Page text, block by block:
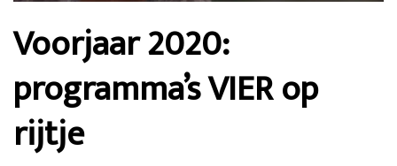
Voorjaar 2020:
programma’s VIER op
rijtje